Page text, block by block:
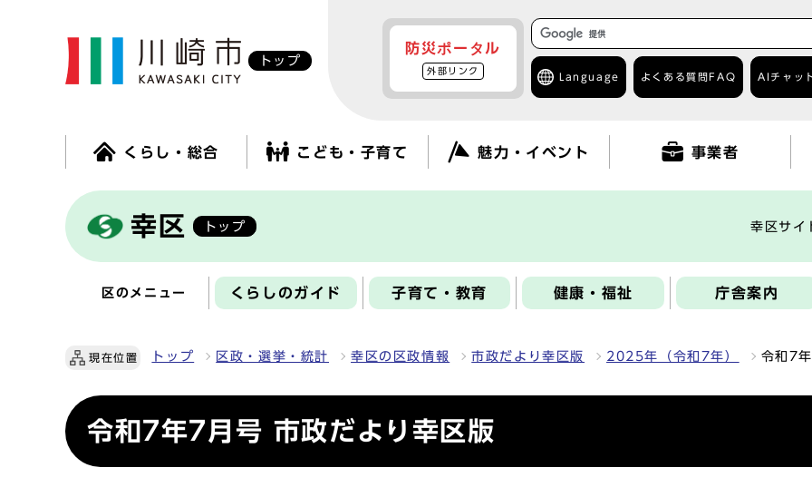
トップ
防災ポータル
外部リンク
Language よくある質問 FAQ AIチャッ
くらし・総合 こども・子育て 魅力・イベント 事業者
幸区 トップ 幸区サイ
区のメニュー くらしのガイド 子育て・教育 健康・福祉 庁舎案内
現在位置 トップ 区政・選挙・統計 幸区の区政情報 市政だより幸区版 2025年（令和7年） 令和7
令和7年7月号 市政だより幸区版